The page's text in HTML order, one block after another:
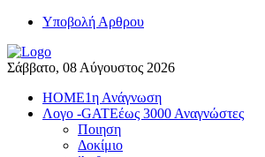
Yποβολή Αρθρου
Σάββατο, 08 Αύγουστος 2026
HOME1η Ανάγνωση
Λογο -GATEέως 3000 Αναγνώστες
Ποιηση
Δοκίμιο